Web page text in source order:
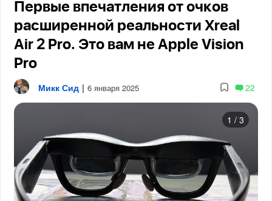
Первые впечатления от очков
расширенной реальности Xreal
Air 2 Pro. Это вам не Apple Vision
Pro
Микк Сид | 6 января 2025 22
1 / 3